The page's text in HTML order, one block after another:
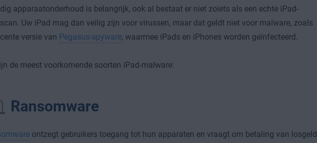
apparaatonderhoud is belangrijk, ook al bestaat er niet zoiets als een echte iPad-
Uw iPad mag dan veilig zijn voor virussen, maar dat geldt niet voor malware, zoals
versie van Pegasus-spyware, waarmee iPads en iPhones worden geïnfecteerd.
de meest voorkomende soorten iPad-malware:
Ransomware
ontzegt gebruikers toegang tot hun apparaten en vraagt om betaling van losgeld